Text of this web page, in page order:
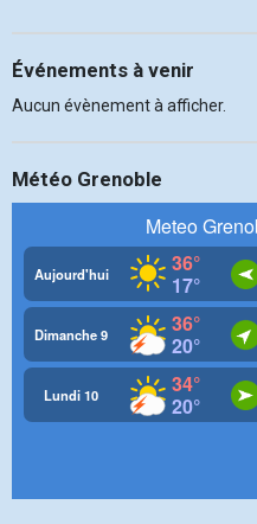
Événements à venir
Aucun évènement à afficher.
Météo Grenoble